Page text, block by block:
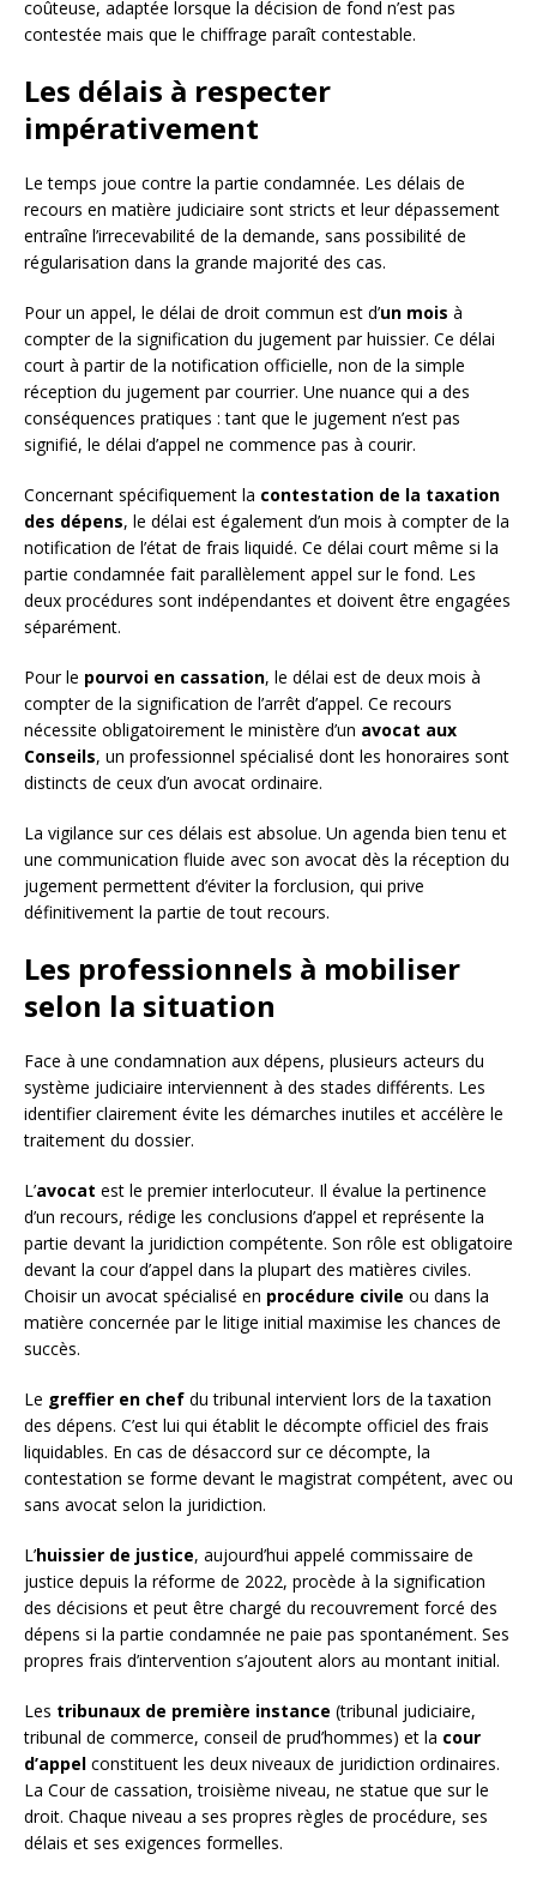
coûteuse, adaptée lorsque la décision de fond n’est pas
contestée mais que le chiffrage paraît contestable.
Les délais à respecter
impérativement
Le temps joue contre la partie condamnée. Les délais de
recours en matière judiciaire sont stricts et leur dépassement
entraîne l’irrecevabilité de la demande, sans possibilité de
régularisation dans la grande majorité des cas.
Pour un appel, le délai de droit commun est d’un mois à
compter de la signification du jugement par huissier. Ce délai
court à partir de la notification officielle, non de la simple
réception du jugement par courrier. Une nuance qui a des
conséquences pratiques : tant que le jugement n’est pas
signifié, le délai d’appel ne commence pas à courir.
Concernant spécifiquement la contestation de la taxation
des dépens, le délai est également d’un mois à compter de la
notification de l’état de frais liquidé. Ce délai court même si la
partie condamnée fait parallèlement appel sur le fond. Les
deux procédures sont indépendantes et doivent être engagées
séparément.
Pour le pourvoi en cassation, le délai est de deux mois à
compter de la signification de l’arrêt d’appel. Ce recours
nécessite obligatoirement le ministère d’un avocat aux
Conseils, un professionnel spécialisé dont les honoraires sont
distincts de ceux d’un avocat ordinaire.
La vigilance sur ces délais est absolue. Un agenda bien tenu et
une communication fluide avec son avocat dès la réception du
jugement permettent d’éviter la forclusion, qui prive
définitivement la partie de tout recours.
Les professionnels à mobiliser
selon la situation
Face à une condamnation aux dépens, plusieurs acteurs du
système judiciaire interviennent à des stades différents. Les
identifier clairement évite les démarches inutiles et accélère le
traitement du dossier.
L’avocat est le premier interlocuteur. Il évalue la pertinence
d’un recours, rédige les conclusions d’appel et représente la
partie devant la juridiction compétente. Son rôle est obligatoire
devant la cour d’appel dans la plupart des matières civiles.
Choisir un avocat spécialisé en procédure civile ou dans la
matière concernée par le litige initial maximise les chances de
succès.
Le greffier en chef du tribunal intervient lors de la taxation
des dépens. C’est lui qui établit le décompte officiel des frais
liquidables. En cas de désaccord sur ce décompte, la
contestation se forme devant le magistrat compétent, avec ou
sans avocat selon la juridiction.
L’huissier de justice, aujourd’hui appelé commissaire de
justice depuis la réforme de 2022, procède à la signification
des décisions et peut être chargé du recouvrement forcé des
dépens si la partie condamnée ne paie pas spontanément. Ses
propres frais d’intervention s’ajoutent alors au montant initial.
Les tribunaux de première instance (tribunal judiciaire,
tribunal de commerce, conseil de prud’hommes) et la cour
d’appel constituent les deux niveaux de juridiction ordinaires.
La Cour de cassation, troisième niveau, ne statue que sur le
droit. Chaque niveau a ses propres règles de procédure, ses
délais et ses exigences formelles.